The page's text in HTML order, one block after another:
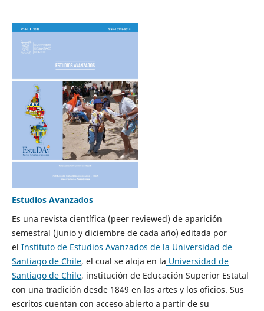
Estudios Avanzados
Es una revista científica (peer reviewed) de aparición
semestral (junio y diciembre de cada año) editada por
el Instituto de Estudios Avanzados de la Universidad de
Santiago de Chile, el cual se aloja en la Universidad de
Santiago de Chile, institución de Educación Superior Estatal
con una tradición desde 1849 en las artes y los oficios. Sus
escritos cuentan con acceso abierto a partir de su